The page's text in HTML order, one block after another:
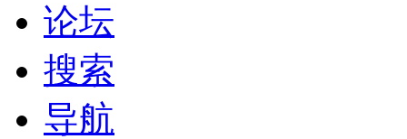
论坛
搜索
导航